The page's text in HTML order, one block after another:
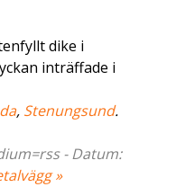
dike i
inträffade i
, Stenungsund.
- Datum:
»